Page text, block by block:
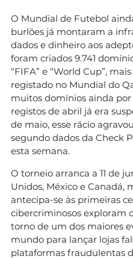
O Mundial de Futebol
burlões já montaram a
dados e dinheiro aos
foram criados 9.741
“FIFA” e “World Cup”,
registado no Mundial do
muitos domínios ainda por
registos de abril já era
de maio, esse rácio
segundo dados da Check
esta semana.
O torneio arranca a 11 de
Unidos, México e Canadá,
antecipa-se às primeiras
cibercriminosos exploram
torno de um dos maiores
mundo para lançar lojas
plataformas fraudulentas